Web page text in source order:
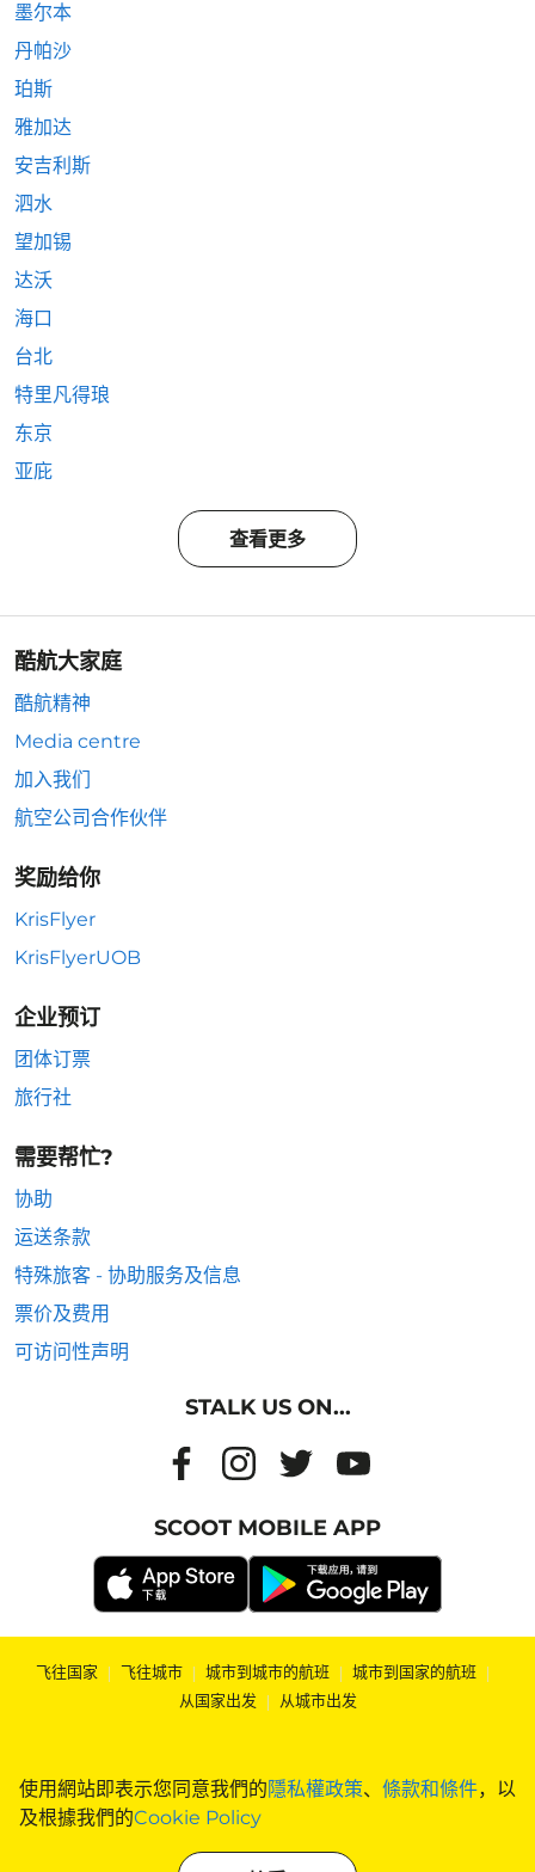
使用網站即表示您同意我們的隱私權政策、 條款和條件，以
及根據我們的Cookie Policy
墨尔本
丹帕沙
珀斯
雅加达
安吉利斯
泗水
望加锡
达沃
海口
台北
特里凡得琅
东京
亚庇
查看更多
酷航大家庭
酷航精神
Media centre
加入我们
航空公司合作伙伴
奖励给你
KrisFlyer
KrisFlyerUOB
企业预订
团体订票
旅行社
需要帮忙?
协助
运送条款
特殊旅客 - 协助服务及信息
票价及费用
可访问性声明
STALK US ON...
SCOOT MOBILE APP
飞往国家 | 飞往城市 | 城市到城市的航班 | 城市到国家的航班 |
从国家出发 | 从城市出发